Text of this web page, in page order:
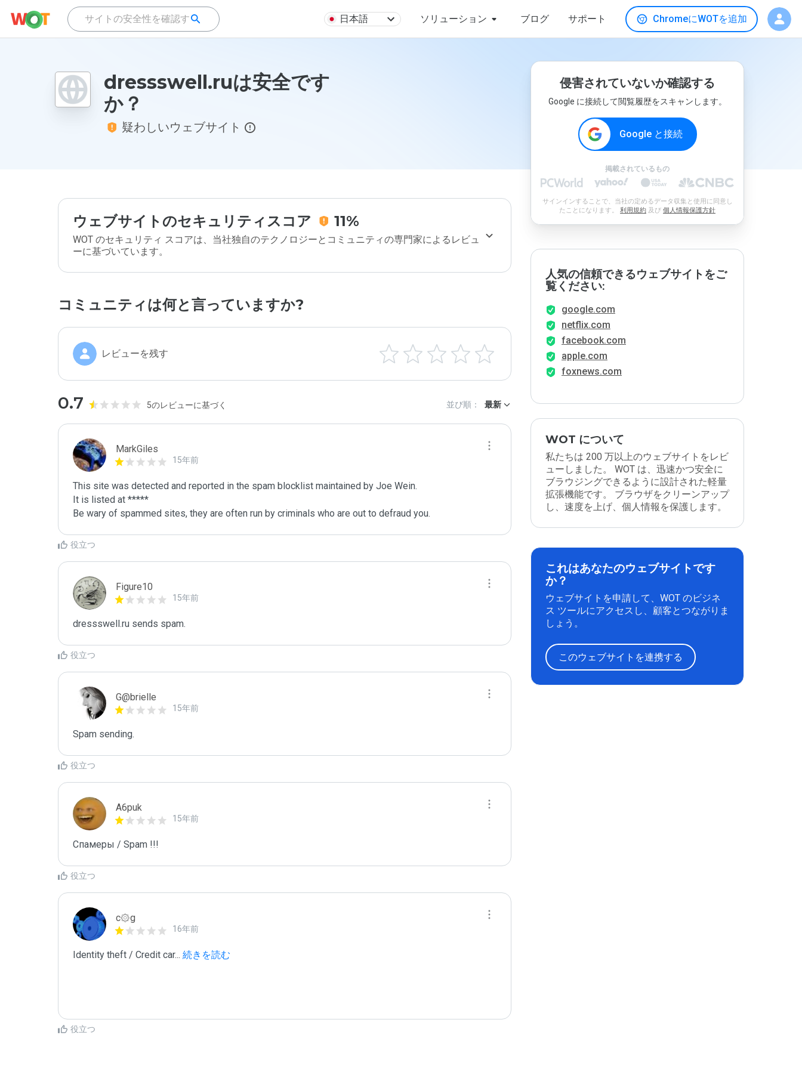
日本語 ソリューション ブログ サポート ChromeにWOTを追加
dressswell.ruは安全です
か？
疑わしいウェブサイト
ウェブサイトのセキュリティスコア 11%
WOT のセキュリティ スコアは、当社独自のテクノロジーとコミュニティの専門家によるレビュ
ーに基づいています。
コミュニティは何と言っていますか?
レビューを残す
0.7 5のレビューに基づく 並び順： 最新
MarkGiles
15年前
This site was detected and reported in the spam blocklist maintained by Joe Wein.
It is listed at *****
Be wary of spammed sites, they are often run by criminals who are out to defraud you.
役立つ
Figure10
15年前
dressswell.ru sends spam.
役立つ
G@brielle
15年前
Spam sending.
役立つ
A6puk
15年前
Спамеры / Spam !!!
役立つ
c۞g
16年前
Identity theft / Credit car... 続きを読む
役立つ
侵害されていないか確認する
Google に接続して閲覧履歴をスキャンします。
Google と接続
掲載されているもの
サインインすることで、当社の定めるデータ収集と使用に同意し
たことになります。 利用規約 及び 個人情報保護方針
人気の信頼できるウェブサイトをご
覧ください:
google.com
netflix.com
facebook.com
apple.com
foxnews.com
WOT について
私たちは 200 万以上のウェブサイトをレビ
ューしました。 WOT は、迅速かつ安全に
ブラウジングできるように設計された軽量
拡張機能です。 ブラウザをクリーンアップ
し、速度を上げ、個人情報を保護します。
これはあなたのウェブサイトです
か？
ウェブサイトを申請して、WOT のビジネ
ス ツールにアクセスし、顧客とつながりま
しょう。
このウェブサイトを連携する